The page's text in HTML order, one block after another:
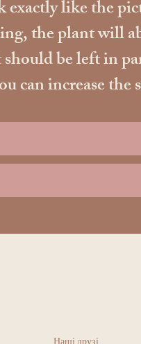
like the
the plant will
be left in
can increase